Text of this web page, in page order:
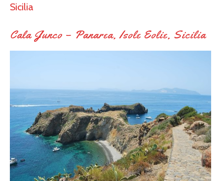
Sicilia
Cala Junco – Panarea, Isole Eolie, Sicilia